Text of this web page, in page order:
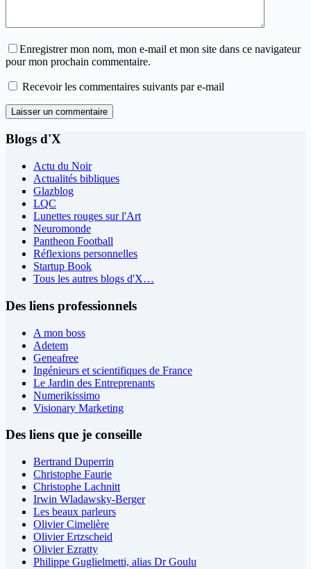
Enregistrer mon nom, mon e-mail et mon site dans ce navigateur
pour mon prochain commentaire.
Recevoir les commentaires suivants par e-mail
Laisser un commentaire
Blogs d'X
Actu du Noir
Actualités bibliques
Glazblog
LQC
Lunettes rouges sur l'Art
Neuromonde
Pantheon Football
Réflexions personnelles
Startup Book
Tous les autres blogs d'X…
Des liens professionnels
A mon boss
Adetem
Geneafree
Ingénieurs et scientifiques de France
Le Jardin des Entreprenants
Numerikissimo
Visionary Marketing
Des liens que je conseille
Bertrand Duperrin
Christophe Faurie
Christophe Lachnitt
Irwin Wladawsky-Berger
Les beaux parleurs
Olivier Cimelière
Olivier Ertzscheid
Olivier Ezratty
Philippe Guglielmetti, alias Dr Goulu